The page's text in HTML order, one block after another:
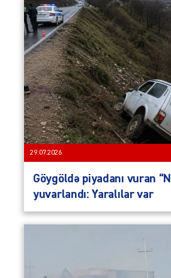
29.07.2026
Göygöldə piyadanı vuran
yuvarlandı: Yaralılar var